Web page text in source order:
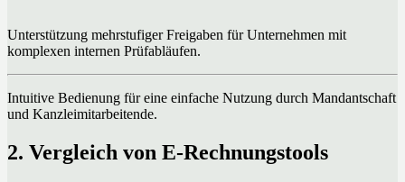
Unterstützung mehrstufiger Freigaben für Unternehmen mit
komplexen internen Prüfabläufen.
Intuitive Bedienung für eine einfache Nutzung durch Mandantschaft
und Kanzleimitarbeitende.
2. Vergleich von E-Rechnungstools